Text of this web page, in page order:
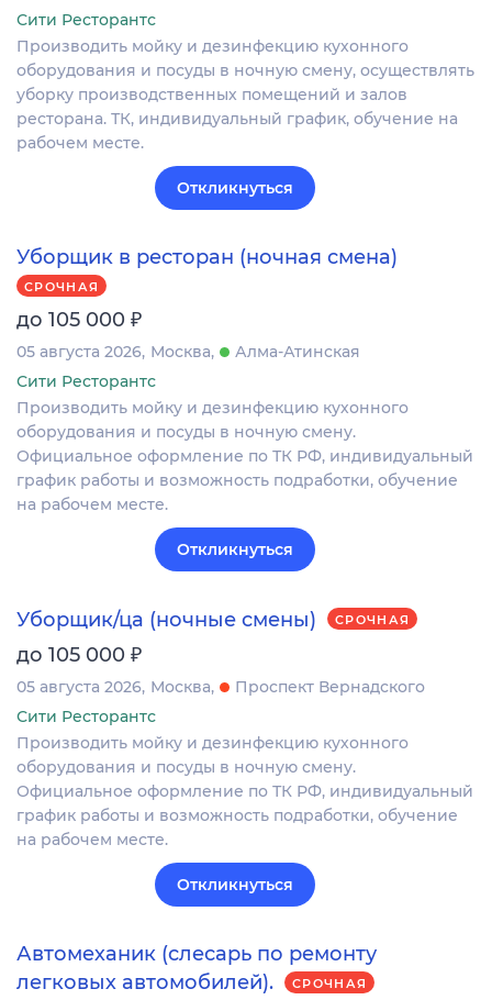
Сити Ресторантс
Производить мойку и дезинфекцию кухонного
оборудования и посуды в ночную смену, осуществлять
уборку производственных помещений и залов
ресторана. ТК, индивидуальный график, обучение на
рабочем месте.
Откликнуться
Уборщик в ресторан (ночная смена)
СРОЧНАЯ
до 105 000 ₽
05 августа 2026 Москва
Алма-Атинская
Сити Ресторантс
Производить мойку и дезинфекцию кухонного
оборудования и посуды в ночную смену.
Официальное оформление по ТК РФ, индивидуальный
график работы и возможность подработки, обучение
на рабочем месте.
Откликнуться
Уборщик/ца (ночные смены) СРОЧНАЯ
до 105 000 ₽
05 августа 2026 Москва
Проспект Вернадского
Сити Ресторантс
Производить мойку и дезинфекцию кухонного
оборудования и посуды в ночную смену.
Официальное оформление по ТК РФ, индивидуальный
график работы и возможность подработки, обучение
на рабочем месте.
Откликнуться
Автомеханик (слесарь по ремонту
легковых автомобилей).
СРОЧНАЯ